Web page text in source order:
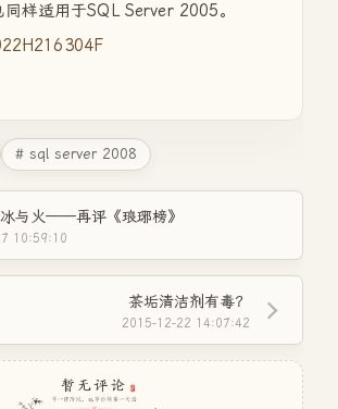
同样适用于SQL Server 2005。
# sql server 2008
与火——再评《琅琊榜》
10:59:10
茶垢清洁剂有毒？
2015-12-22 14:07:42